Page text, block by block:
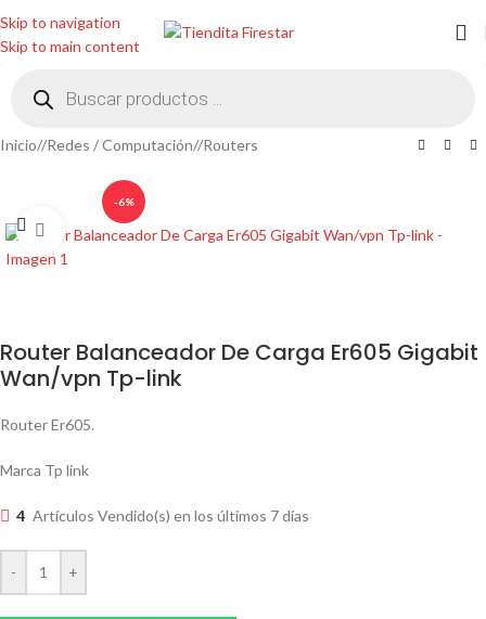
Skip to navigation
Skip to main content
Inicio/ Redes / Computación/ Routers
-6%
Clic para ampliar
Router Balanceador De Carga Er605 Gigabit
Wan/vpn Tp-link
Router Er605.
Marca Tp link
4 Artículos Vendido(s) en los últimos 7 días
- +